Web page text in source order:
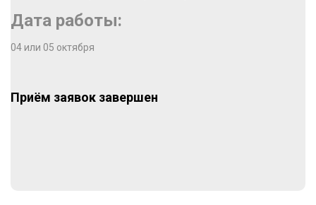
Дата работы:
04 или 05 октября
Приём заявок завершен